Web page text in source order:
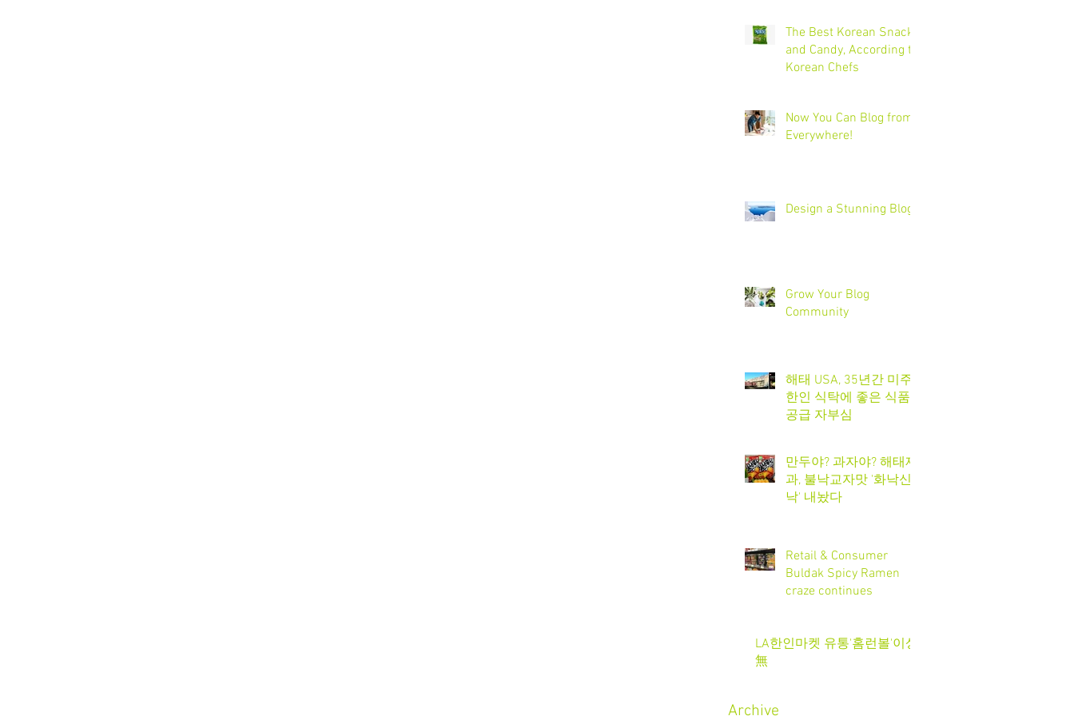
The Best Korean Snacks
and Candy, According to
Korean Chefs
Now You Can Blog from
Everywhere!
Design a Stunning Blog
Grow Your Blog
Community
해태 USA, 35년간 미주
한인 식탁에 좋은 식품
공급 자부심
만두야? 과자야? 해태제
과, 불낙교자맛 '화낙신
낙' 내놨다
Retail & Consumer
Buldak Spicy Ramen
craze continues
LA한인마켓 유통'홈런볼'이상
無
Archive